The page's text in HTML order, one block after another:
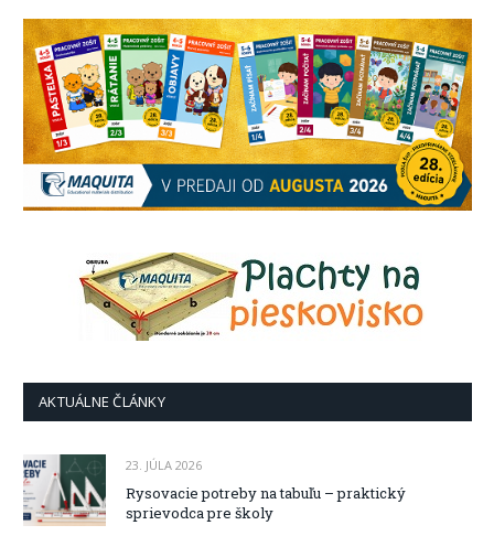
AKTUÁLNE ČLÁNKY
23. JÚLA 2026
Rysovacie potreby na tabuľu – praktický
sprievodca pre školy